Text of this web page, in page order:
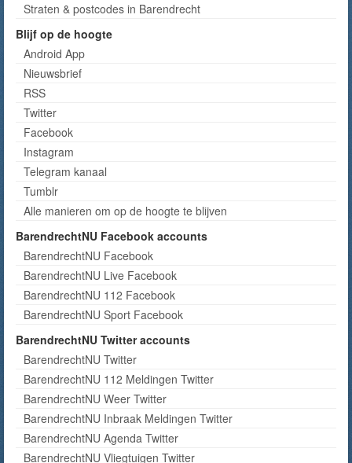
Straten & postcodes in Barendrecht
Blijf op de hoogte
Android App
Nieuwsbrief
RSS
Twitter
Facebook
Instagram
Telegram kanaal
Tumblr
Alle manieren om op de hoogte te blijven
BarendrechtNU Facebook accounts
BarendrechtNU Facebook
BarendrechtNU Live Facebook
BarendrechtNU 112 Facebook
BarendrechtNU Sport Facebook
BarendrechtNU Twitter accounts
BarendrechtNU Twitter
BarendrechtNU 112 Meldingen Twitter
BarendrechtNU Weer Twitter
BarendrechtNU Inbraak Meldingen Twitter
BarendrechtNU Agenda Twitter
BarendrechtNU Vliegtuigen Twitter